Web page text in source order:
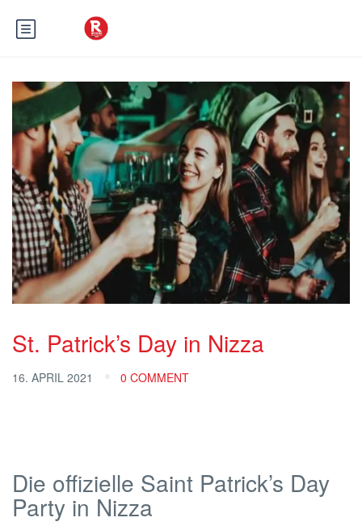
St. Patrick’s Day in Nizza
16. APRIL 2021 0 COMMENT
Die offizielle Saint Patrick’s Day
Party in Nizza